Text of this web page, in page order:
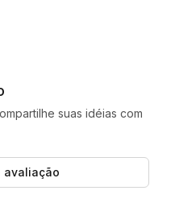
suas idéias com
avaliação